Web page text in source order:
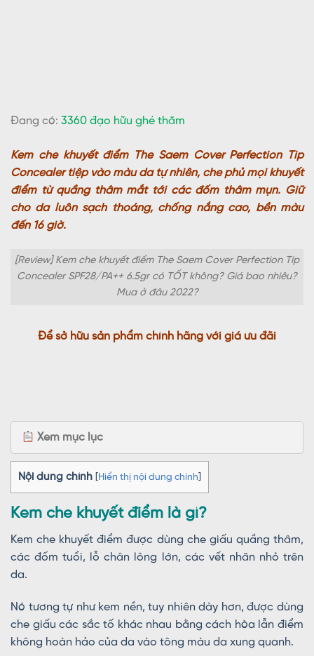
Đang có: 3360 đạo hữu ghé thăm
Kem che khuyết điểm The Saem Cover Perfection Tip
Concealer tiệp vào màu da tự nhiên, che phủ mọi khuyết
điểm từ quầng thâm mắt tới các đốm thâm mụn. Giữ
cho da luôn sạch thoáng, chống nắng cao, bền màu
đến 16 giờ.
[Review] Kem che khuyết điểm The Saem Cover Perfection Tip
Concealer SPF28/PA++ 6.5gr có TỐT không? Giá bao nhiêu?
Mua ở đâu 2022?
Để sở hữu sản phẩm chính hãng với giá ưu đãi
Xem mục lục
Nội dung chính Hiển thị nội dung chính
Kem che khuyết điểm là gì?
Kem che khuyết điểm được dùng che giấu quầng thâm,
các đốm tuổi, lỗ chân lông lớn, các vết nhăn nhỏ trên
da.
Nó tương tự như kem nền, tuy nhiên dày hơn, được dùng
che giấu các sắc tố khác nhau bằng cách hòa lẫn điểm
không hoàn hảo của da vào tông màu da xung quanh.